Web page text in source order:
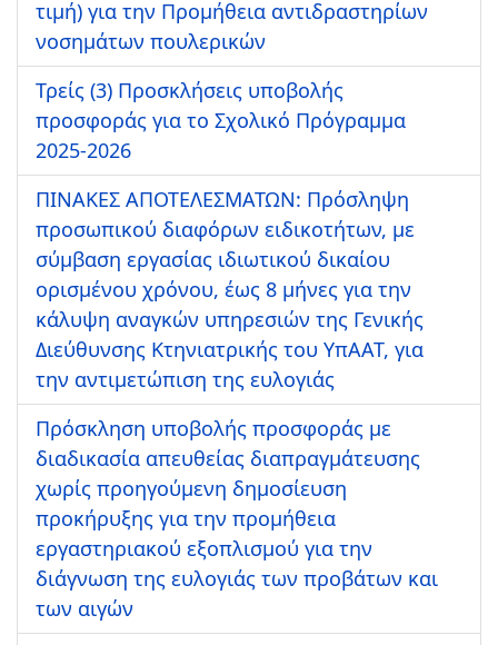
τιμή) για την Προμήθεια αντιδραστηρίων
νοσημάτων πουλερικών
Τρείς (3) Προσκλήσεις υποβολής
προσφοράς για το Σχολικό Πρόγραμμα
2025-2026
ΠΙΝΑΚΕΣ ΑΠΟΤΕΛΕΣΜΑΤΩΝ: Πρόσληψη
προσωπικού διαφόρων ειδικοτήτων, με
σύμβαση εργασίας ιδιωτικού δικαίου
ορισμένου χρόνου, έως 8 μήνες για την
κάλυψη αναγκών υπηρεσιών της Γενικής
Διεύθυνσης Κτηνιατρικής του ΥπΑΑΤ, για
την αντιμετώπιση της ευλογιάς
Πρόσκληση υποβολής προσφοράς με
διαδικασία απευθείας διαπραγμάτευσης
χωρίς προηγούμενη δημοσίευση
προκήρυξης για την προμήθεια
εργαστηριακού εξοπλισμού για την
διάγνωση της ευλογιάς των προβάτων και
των αιγών